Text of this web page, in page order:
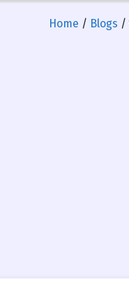
Home / Blogs /